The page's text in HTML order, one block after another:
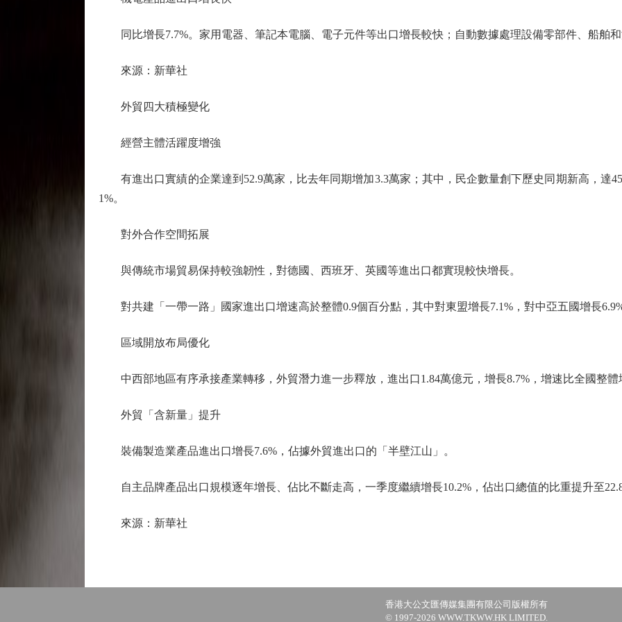
同比增長7.7%。家用電器、筆記本電腦、電子元件等出口增長較快；自動數據處理設備零部件、船舶
來源：新華社
外貿四大積極變化
經營主體活躍度增強
有進出口實績的企業達到52.9萬家，比去年同期增加3.3萬家；其中，民企數量創下歷史同期新高，達
1%。
對外合作空間拓展
與傳統市場貿易保持較強韌性，對德國、西班牙、英國等進出口都實現較快增長。
對共建「一帶一路」國家進出口增速高於整體0.9個百分點，其中對東盟增長7.1%，對中亞五國增長
區域開放布局優化
中西部地區有序承接產業轉移，外貿潛力進一步釋放，進出口1.84萬億元，增長8.7%，增速比全國整體
外貿「含新量」提升
裝備製造業產品進出口增長7.6%，佔據外貿進出口的「半壁江山」。
自主品牌產品出口規模逐年增長、佔比不斷走高，一季度繼續增長10.2%，佔出口總值的比重提升至
來源：新華社
香港大公文匯傳媒集團有限公司版權所有
© 1997-2026 WWW.TKWW.HK LIMITED.